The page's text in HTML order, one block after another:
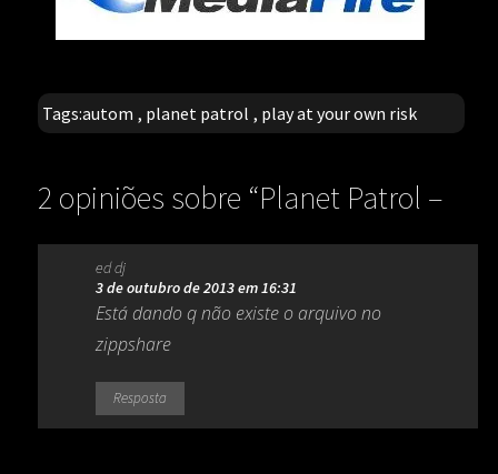
Tags:autom , planet patrol , play at your own risk
2 opiniões sobre “Planet Patrol –
Play At Your Own Risk (1982)”
ed dj
3 de outubro de 2013 em 16:31
Está dando q não existe o arquivo no
zippshare
Resposta